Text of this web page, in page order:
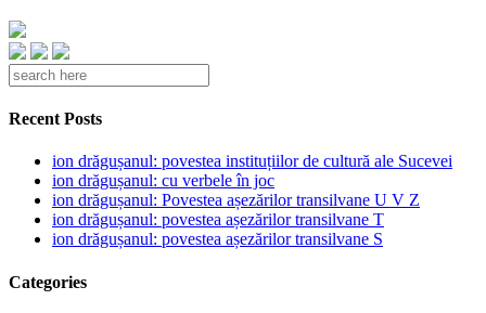
Recent Posts
ion drăgușanul: povestea instituțiilor de cultură ale Sucevei
ion drăgușanul: cu verbele în joc
ion drăgușanul: Povestea așezărilor transilvane U V Z
ion drăgușanul: povestea așezărilor transilvane T
ion drăgușanul: povestea așezărilor transilvane S
Categories